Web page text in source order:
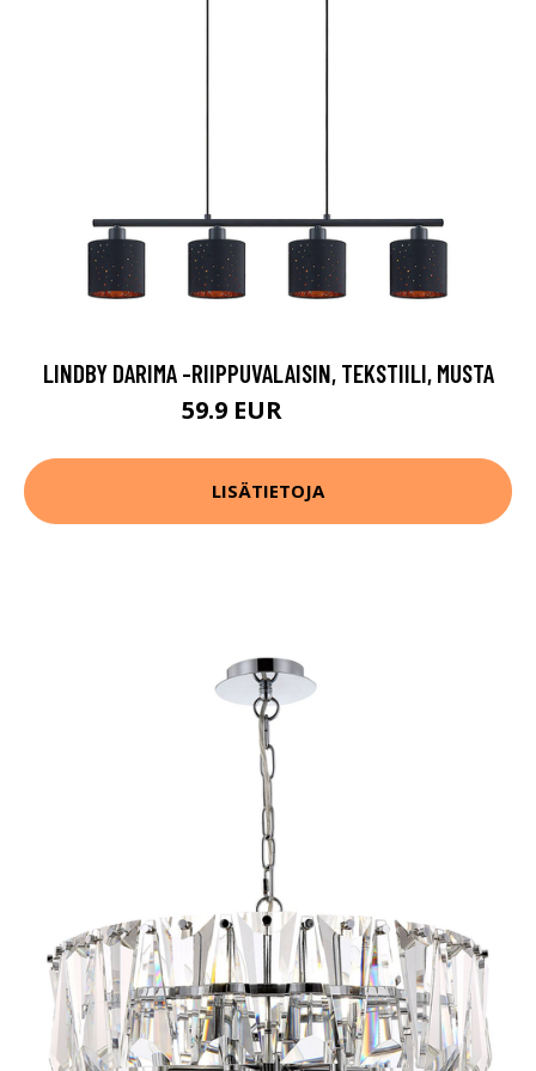
LINDBY DARIMA -RIIPPUVALAISIN, TEKSTIILI, MUSTA
59.9 EUR
LISÄTIETOJA